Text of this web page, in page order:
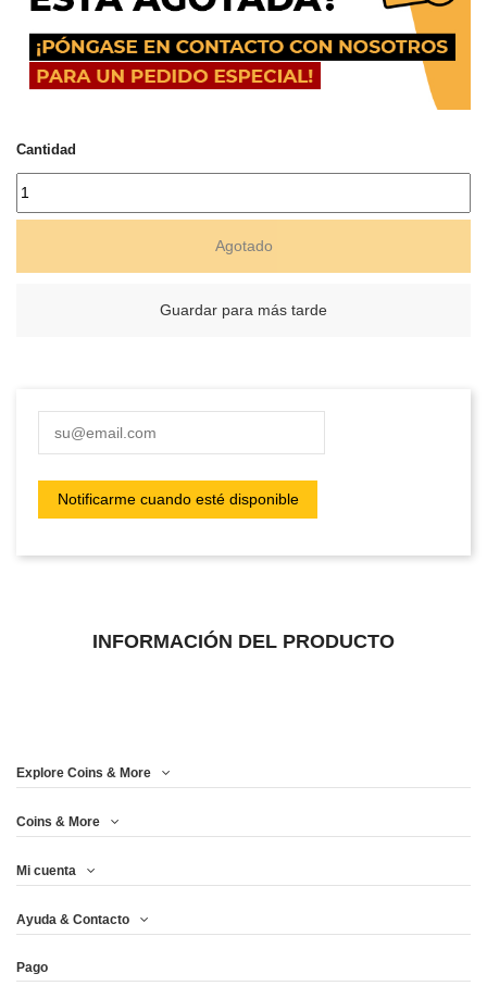
Cantidad
Agotado
Guardar para más tarde
INFORMACIÓN DEL PRODUCTO
Explore Coins & More
Coins & More
Mi cuenta
Ayuda & Contacto
Pago